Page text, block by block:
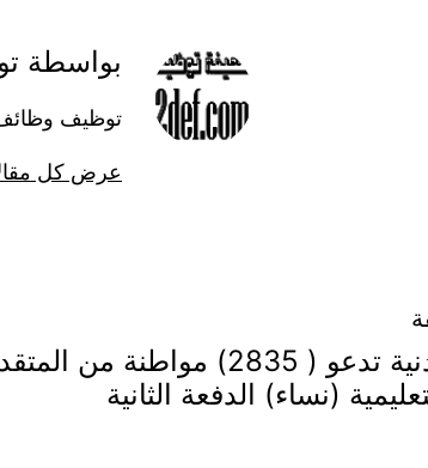
بواسطة
توظيف
عرض كل
الخدمة المدنية تدعو ( 2835) مواطنة من
(نساء) الدفعة الثانية